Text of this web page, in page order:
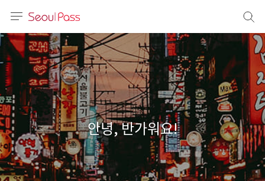
体)
文 (台灣)
안녕, 반가워요!